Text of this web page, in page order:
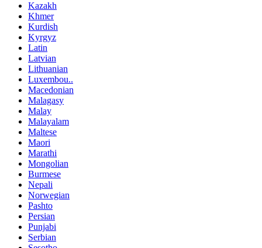
Kazakh
Khmer
Kurdish
Kyrgyz
Latin
Latvian
Lithuanian
Luxembou..
Macedonian
Malagasy
Malay
Malayalam
Maltese
Maori
Marathi
Mongolian
Burmese
Nepali
Norwegian
Pashto
Persian
Punjabi
Serbian